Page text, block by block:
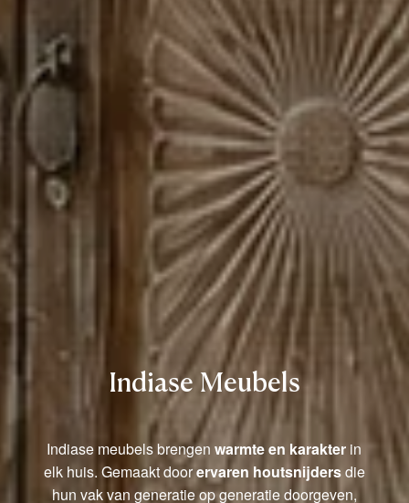
Indiase Meubels
Indiase meubels brengenwarmte en karakter in
elk huis. Gemaakt doorervaren houtsnijdersdie
hun vak van generatie op generatie doorgeven,